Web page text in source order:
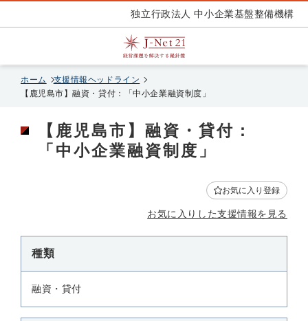
独立行政法人 中小企業基盤整備機構
ホーム
支援情報ヘッドライン
【鹿児島市】融資・貸付：「中小企業融資制度」
【鹿児島市】融資・貸付：
「中小企業融資制度」
お気に入り登録
お気に入りした支援情報を見る
種類
融資・貸付